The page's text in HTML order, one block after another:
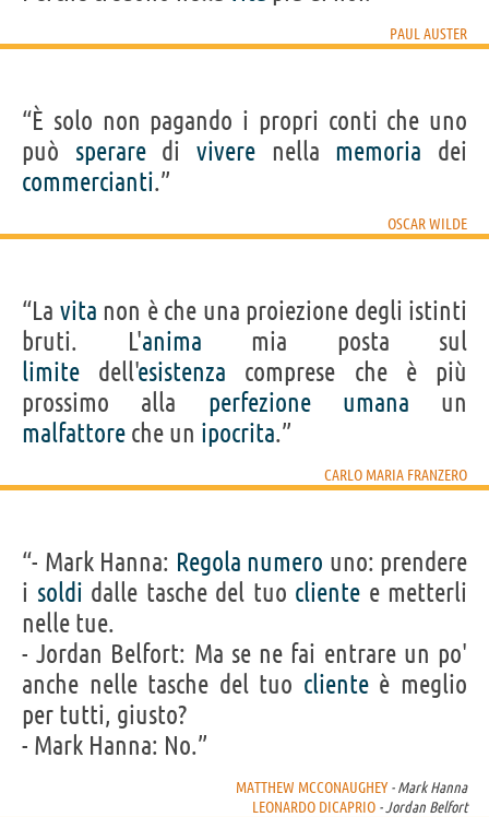
PAUL AUSTER
“È solo non pagando i propri conti che uno
può speraredivivere nella memoria dei
commercianti.”
OSCAR WILDE
“La vita non è che una proiezione degli istinti
bruti. L'anima mia posta sul
limite dell'esistenza comprese che è più
prossimo alla perfezione umana un
malfattore che un ipocrita.”
CARLO MARIA FRANZERO
“- Mark Hanna: Regola numero uno: prendere
i soldi dalle tasche del tuo cliente e metterli
nelle tue.
- Jordan Belfort: Ma se ne fai entrare un po'
anche nelle tasche del tuo clienteè meglio
per tutti, giusto?
- Mark Hanna: No.”
MATTHEW MCCONAUGHEY - Mark Hanna
LEONARDO DICAPRIO - Jordan Belfort